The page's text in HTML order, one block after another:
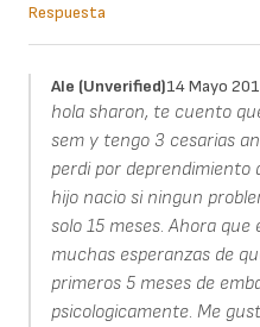
Respuesta
Ale (unverified)14 Mayo
hola sharon, te cuento
sem y tengo 3 cesarias
perdi por deprendimiento
hijo nacio si ningun
solo 15 meses. Ahora
muchas esperanzas de
primeros 5 meses de
psicologicamente. Me